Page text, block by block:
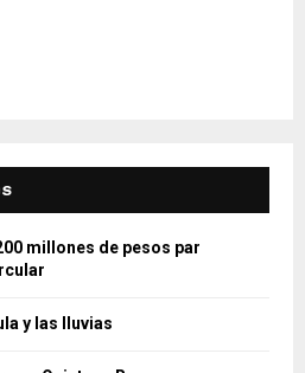
millones de pesos par
y las lluvias